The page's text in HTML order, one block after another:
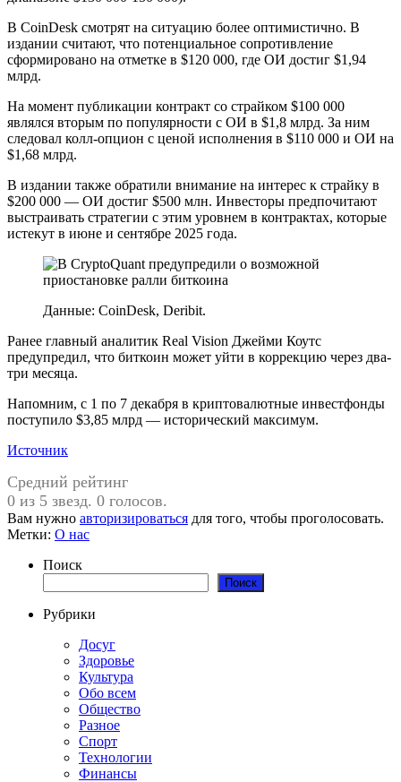
В CoinDesk смотрят на ситуацию более оптимистично. В
издании считают, что потенциальное сопротивление
сформировано на отметке в $120 000, где ОИ достиг $1,94
млрд.
На момент публикации контракт со страйком $100 000
являлся вторым по популярности с ОИ в $1,8 млрд. За ним
следовал колл-опцион с ценой исполнения в $110 000 и ОИ на
$1,68 млрд.
В издании также обратили внимание на интерес к страйку в
$200 000 — ОИ достиг $500 млн. Инвесторы предпочитают
выстраивать стратегии с этим уровнем в контрактах, которые
истекут в июне и сентябре 2025 года.
Данные: CoinDesk, Deribit.
Ранее главный аналитик Real Vision Джейми Коутс
предупредил, что биткоин может уйти в коррекцию через два-
три месяца.
Напомним, с 1 по 7 декабря в криптовалютные инвестфонды
поступило $3,85 млрд — исторический максимум.
Источник
Средний рейтинг
0 из 5 звезд. 0 голосов.
Вам нужно авторизироваться для того, чтобы проголосовать.
Метки: О нас
Поиск
Поиск
Рубрики
Досуг
Здоровье
Культура
Обо всем
Общество
Разное
Спорт
Технологии
Финансы